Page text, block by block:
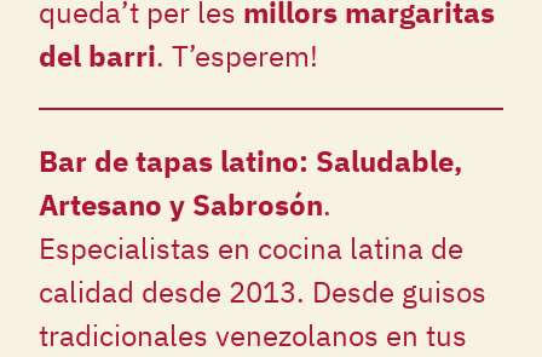
queda’t per les millors margaritas
del barri. T’esperem!
Bar de tapas latino: Saludable,
Artesano y Sabrosón.
Especialistas en cocina latina de
calidad desde 2013. Desde guisos
tradicionales venezolanos en tus